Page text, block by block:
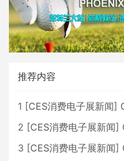
推荐内容
1 [CES消费电子展新闻]
2 [CES消费电子展新闻]
3 [CES消费电子展新闻]